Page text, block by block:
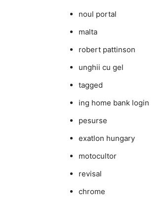
noul portal
malta
robert pattinson
unghii cu gel
tagged
ing home bank login
pesurse
exatlon hungary
motocultor
revisal
chrome